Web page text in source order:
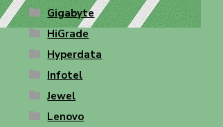
Gigabyte
HiGrade
Hyperdata
Infotel
Jewel
Lenovo